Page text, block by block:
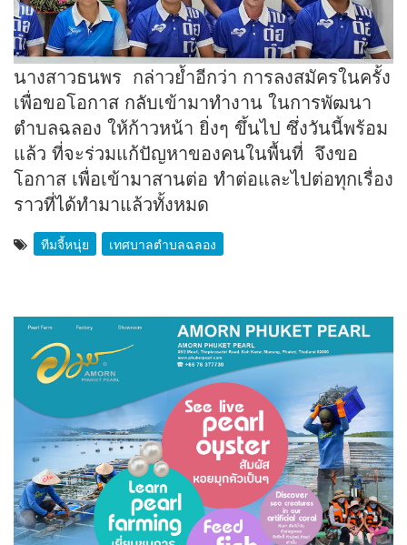
นางสาวธนพร กล่าวย้ำอีกว่า การลงสมัครในครั้ง
เพื่อขอโอกาส กลับเข้ามาทำงาน ในการพัฒนา
ตำบลฉลอง ให้ก้าวหน้า ยิ่งๆ ขึ้นไป ซึ่งวันนี้พร้อม
แล้ว ที่จะร่วมแก้ปัญหาของคนในพื้นที่ จึงขอ
โอกาส เพื่อเข้ามาสานต่อ ทำต่อและไปต่อทุกเรื่อง
ราวที่ได้ทำมาแล้วทั้งหมด
ทีมจี้หนุ่ย เทศบาลตำบลฉลอง